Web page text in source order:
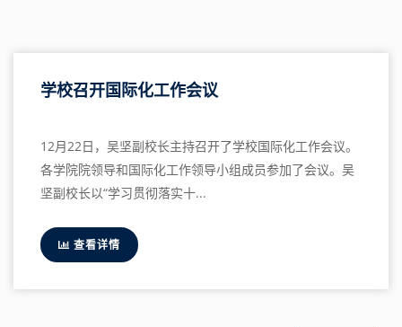
学校召开国际化工作会议
12月22日，吴坚副校长主持召开了学校国际化工作会议。
各学院院领导和国际化工作领导小组成员参加了会议。吴
坚副校长以“学习贯彻落实十...
查看详情